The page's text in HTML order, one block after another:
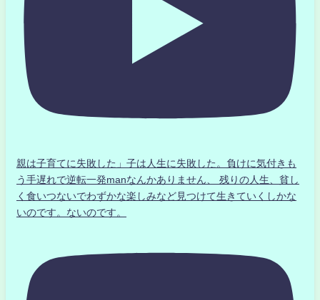
親は子育てに失敗した」子は人生に失敗した。負けに気付きも
う手遅れで逆転一発manなんかありません、 残りの人生、貧し
く食いつないでわずかな楽しみなど見つけて生きていくしかな
いのです。ないのです。